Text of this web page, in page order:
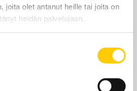
joita olet antanut heille tai joita on
heidän palvelujaan.